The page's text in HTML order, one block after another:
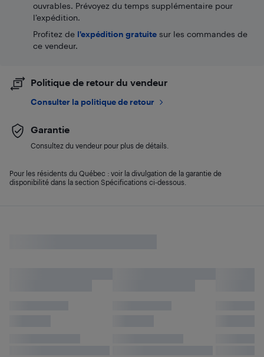
ouvrables. Prévoyez du temps supplémentaire pour
l’expédition.
Profitez de l'expédition gratuite sur les commandes de
ce vendeur.
Politique de retour du vendeur
Consulter la politique de retour
Garantie
Consultez du vendeur pour plus de détails.
Pour les résidents du Québec : voir la divulgation de la garantie de
disponibilité dans la section Spécifications ci-dessous.